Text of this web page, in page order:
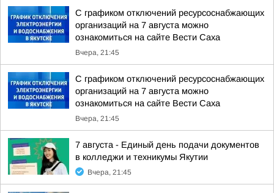
С графиком отключений ресурсоснабжающих
организаций на 7 августа можно
ознакомиться на сайте Вести Саха
Вчера, 21:45
С графиком отключений ресурсоснабжающих
организаций на 7 августа можно
ознакомиться на сайте Вести Саха
Вчера, 21:45
7 августа - Единый день подачи документов
в колледжи и техникумы Якутии
Вчера, 21:45